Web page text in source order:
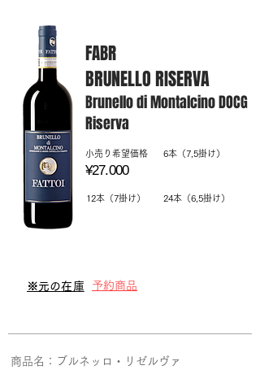
BRUNELLO RISERVA
Brunello di Montalcino DOCG
Riserva
FABR
​小売り希望価格
¥27.000
12本（7掛け）
6本（7,5掛け）
24本（6,5掛け）
​※元の在庫 予約商品
商品名：​ブルネッロ・リゼルヴァ